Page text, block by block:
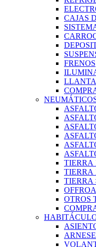
CAJAS
FRENOS
TIERRA
TIERRA
TIERRA
OTROS